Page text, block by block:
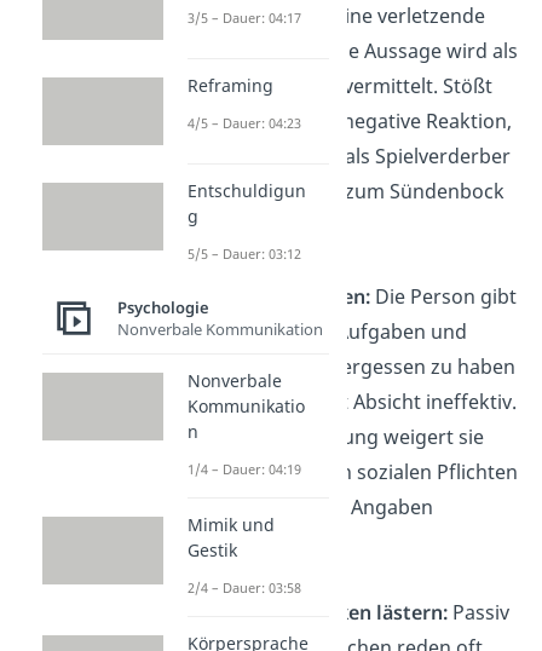
Pseudohumor:
Eine verletzende
oder beleidigende Aussage wird als
harmloser Spaß vermittelt. Stößt
die Aussage auf negative Reaktion,
wird der andere als Spielverderber
dargestellt oder zum Sündenbock
gemacht.
Sich dumm stellen:Die Person gibt
vor, bestimmte Aufgaben und
Abmachungen vergessen zu haben
oder arbeitet mit Absicht ineffektiv.
Durch Unterlassung weigert sie
sich, den eigenen sozialen Pflichten
oder beruflichen Angaben
nachzukommen.
Hinter dem Rücken lästern:Passiv
3/5 – Dauer: 04:17
Reframing
4/5 – Dauer: 04:23
Entschuldigun
g
5/5 – Dauer: 03:12
Psychologie
Nonverbale Kommunikation
Nonverbale
Kommunikatio
n
1/4 – Dauer: 04:19
Mimik und
Gestik
2/4 – Dauer: 03:58
Körpersprache